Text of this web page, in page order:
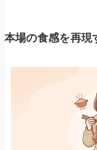
本場の食感を再